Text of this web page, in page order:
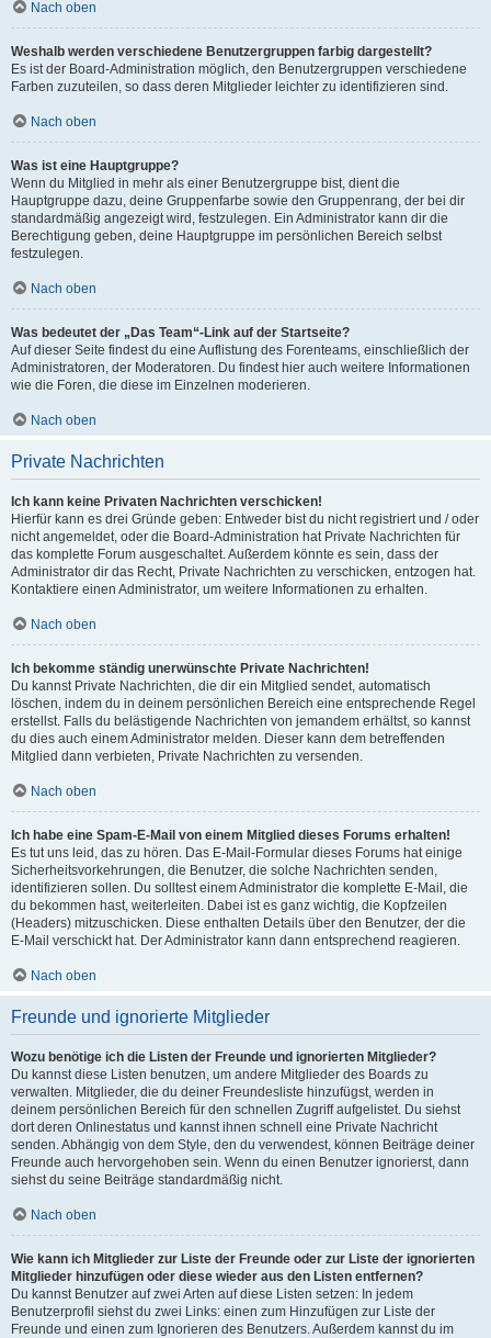
Nach oben
Weshalb werden verschiedene Benutzergruppen farbig dargestellt?
Es ist der Board-Administration möglich, den Benutzergruppen verschiedene
Farben zuzuteilen, so dass deren Mitglieder leichter zu identifizieren sind.
Nach oben
Was ist eine Hauptgruppe?
Wenn du Mitglied in mehr als einer Benutzergruppe bist, dient die
Hauptgruppe dazu, deine Gruppenfarbe sowie den Gruppenrang, der bei dir
standardmäßig angezeigt wird, festzulegen. Ein Administrator kann dir die
Berechtigung geben, deine Hauptgruppe im persönlichen Bereich selbst
festzulegen.
Nach oben
Was bedeutet der „Das Team“-Link auf der Startseite?
Auf dieser Seite findest du eine Auflistung des Forenteams, einschließlich der
Administratoren, der Moderatoren. Du findest hier auch weitere Informationen
wie die Foren, die diese im Einzelnen moderieren.
Nach oben
Private Nachrichten
Ich kann keine Privaten Nachrichten verschicken!
Hierfür kann es drei Gründe geben: Entweder bist du nicht registriert und / oder
nicht angemeldet, oder die Board-Administration hat Private Nachrichten für
das komplette Forum ausgeschaltet. Außerdem könnte es sein, dass der
Administrator dir das Recht, Private Nachrichten zu verschicken, entzogen hat.
Kontaktiere einen Administrator, um weitere Informationen zu erhalten.
Nach oben
Ich bekomme ständig unerwünschte Private Nachrichten!
Du kannst Private Nachrichten, die dir ein Mitglied sendet, automatisch
löschen, indem du in deinem persönlichen Bereich eine entsprechende Regel
erstellst. Falls du belästigende Nachrichten von jemandem erhältst, so kannst
du dies auch einem Administrator melden. Dieser kann dem betreffenden
Mitglied dann verbieten, Private Nachrichten zu versenden.
Nach oben
Ich habe eine Spam-E-Mail von einem Mitglied dieses Forums erhalten!
Es tut uns leid, das zu hören. Das E-Mail-Formular dieses Forums hat einige
Sicherheitsvorkehrungen, die Benutzer, die solche Nachrichten senden,
identifizieren sollen. Du solltest einem Administrator die komplette E-Mail, die
du bekommen hast, weiterleiten. Dabei ist es ganz wichtig, die Kopfzeilen
(Headers) mitzuschicken. Diese enthalten Details über den Benutzer, der die
E-Mail verschickt hat. Der Administrator kann dann entsprechend reagieren.
Nach oben
Freunde und ignorierte Mitglieder
Wozu benötige ich die Listen der Freunde und ignorierten Mitglieder?
Du kannst diese Listen benutzen, um andere Mitglieder des Boards zu
verwalten. Mitglieder, die du deiner Freundesliste hinzufügst, werden in
deinem persönlichen Bereich für den schnellen Zugriff aufgelistet. Du siehst
dort deren Onlinestatus und kannst ihnen schnell eine Private Nachricht
senden. Abhängig von dem Style, den du verwendest, können Beiträge deiner
Freunde auch hervorgehoben sein. Wenn du einen Benutzer ignorierst, dann
siehst du seine Beiträge standardmäßig nicht.
Nach oben
Wie kann ich Mitglieder zur Liste der Freunde oder zur Liste der ignorierten
Mitglieder hinzufügen oder diese wieder aus den Listen entfernen?
Du kannst Benutzer auf zwei Arten auf diese Listen setzen: In jedem
Benutzerprofil siehst du zwei Links: einen zum Hinzufügen zur Liste der
Freunde und einen zum Ignorieren des Benutzers. Außerdem kannst du im